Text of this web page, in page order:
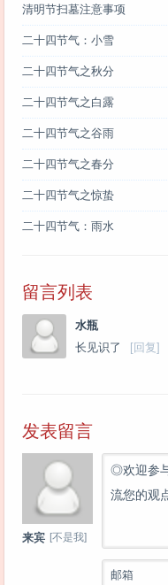
清明节扫墓注意事项
二十四节气：小雪
二十四节气之秋分
二十四节气之白露
二十四节气之谷雨
二十四节气之春分
二十四节气之惊蛰
二十四节气：雨水
留言列表
水瓶
长见识了 [回复]
发表留言
◎欢迎参
流您的观
来宾 [不是我]
邮箱